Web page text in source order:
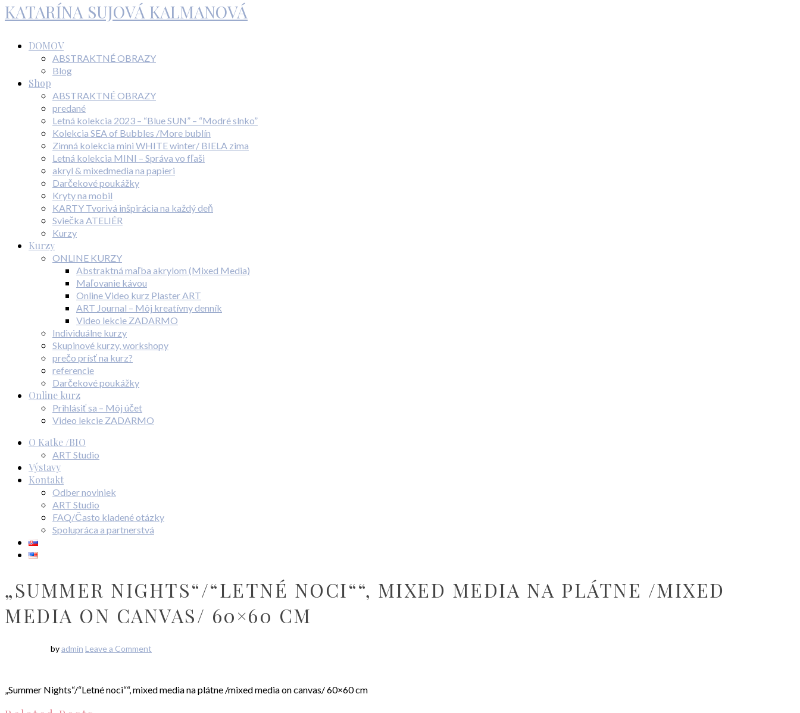
KATARÍNA SUJOVÁ KALMANOVÁ
DOMOV
ABSTRAKTNÉ OBRAZY
Blog
Shop
ABSTRAKTNÉ OBRAZY
predané
Letná kolekcia 2023 – “Blue SUN” – “Modré slnko”
Kolekcia SEA of Bubbles /More bublín
Zimná kolekcia mini WHITE winter/ BIELA zima
Letná kolekcia MINI – Správa vo fľaši
akryl & mixedmedia na papieri
Darčekové poukážky
Kryty na mobil
KARTY Tvorivá inšpirácia na každý deň
Sviečka ATELIÉR
Kurzy
Kurzy
ONLINE KURZY
Abstraktná maľba akrylom (Mixed Media)
Maľovanie kávou
Online Video kurz Plaster ART
ART Journal – Môj kreatívny denník
Video lekcie ZADARMO
Individuálne kurzy
Skupinové kurzy, workshopy
prečo prísť na kurz?
referencie
Darčekové poukážky
Online kurz
Prihlásiť sa – Môj účet
Video lekcie ZADARMO
O Katke /BIO
ART Studio
Výstavy
Kontakt
Odber noviniek
ART Studio
FAQ/Často kladené otázky
Spolupráca a partnerstvá
„SUMMER NIGHTS“/“LETNÉ NOCI““, MIXED MEDIA NA PLÁTNE /MIXED
MEDIA ON CANVAS/ 60×60 CM
byadmin Leave a Comment
„Summer Nights“/“Letné noci““, mixed media na plátne /mixed media on canvas/ 60×60 cm